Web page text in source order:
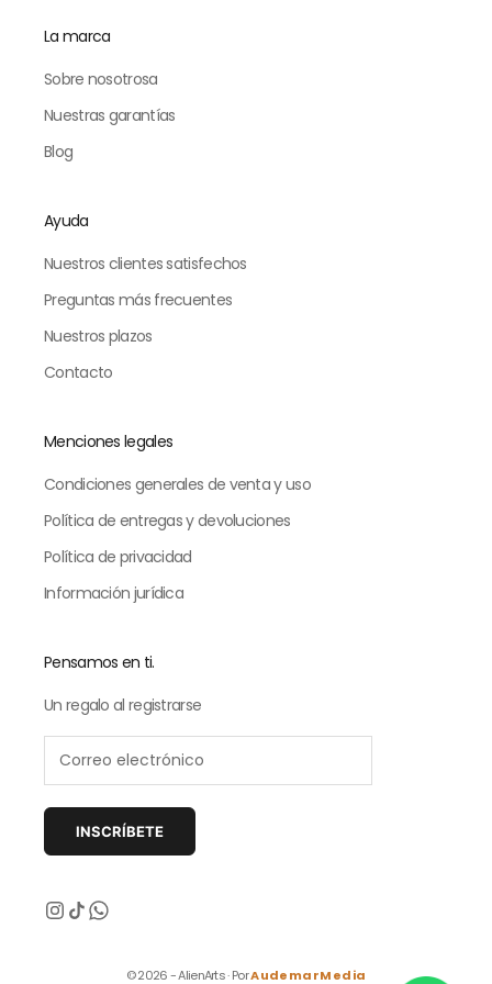
La marca
Sobre nosotrosa
Nuestras garantías
Blog
Ayuda
Nuestros clientes satisfechos
Preguntas más frecuentes
Nuestros plazos
Contacto
Menciones legales
Condiciones generales de venta y uso
Política de entregas y devoluciones
Política de privacidad
Información jurídica
Pensamos en ti.
Un regalo al registrarse
INSCRÍBETE
© 2026 - AlienArts · PorAudemarMedia